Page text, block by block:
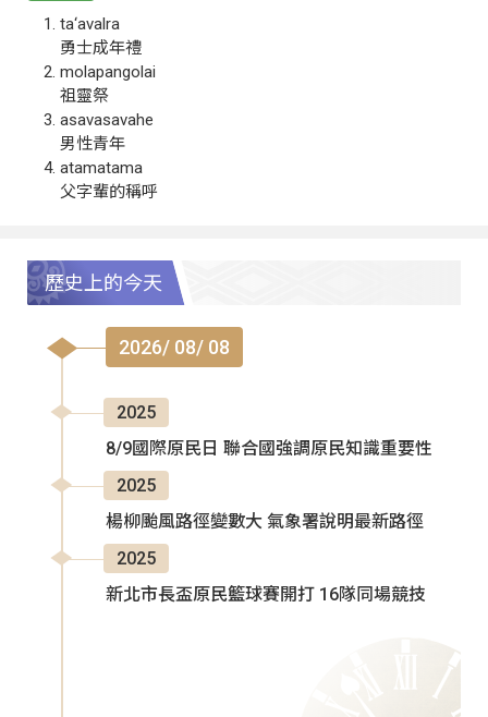
ta‘avalra
勇士成年禮
molapangolai
祖靈祭
asavasavahe
男性青年
atamatama
父字輩的稱呼
歷史上的今天
2026/ 08/ 08
2025
8/9國際原民日 聯合國強調原民知識重要性
2025
楊柳颱風路徑變數大 氣象署說明最新路徑
2025
新北市長盃原民籃球賽開打 16隊同場競技